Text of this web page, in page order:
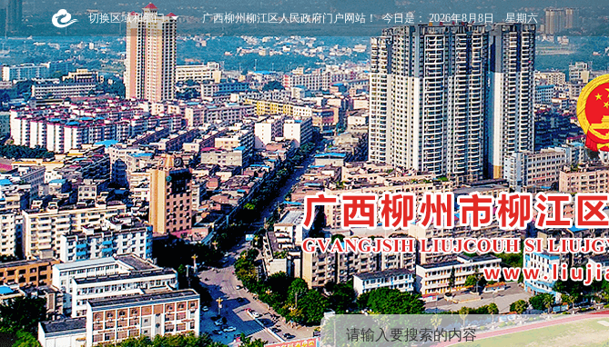
切换区域和部门 广西柳州柳江区人民政府门户网站！ 今日是：2026年8月8日 星期六